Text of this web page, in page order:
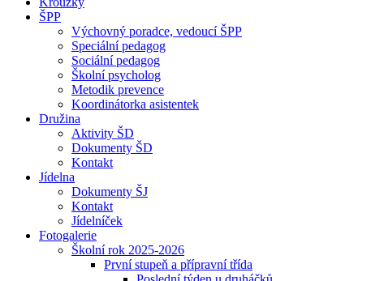
ŠPP
Výchovný poradce, vedoucí ŠPP
Speciální pedagog
Sociální pedagog
Školní psycholog
Metodik prevence
Koordinátorka asistentek
Družina
Aktivity ŠD
Dokumenty ŠD
Kontakt
Jídelna
Dokumenty ŠJ
Kontakt
Jídelníček
Fotogalerie
Školní rok 2025-2026
První stupeň a přípravní třída